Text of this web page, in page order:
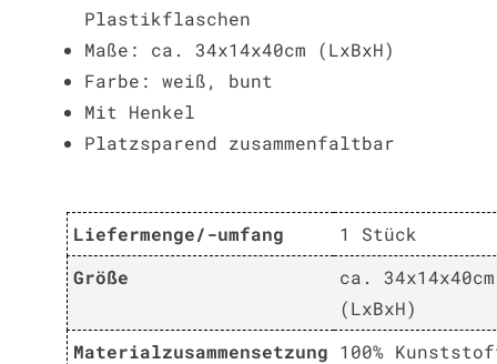
Plastikflaschen
Maße: ca. 34x14x40cm (LxBxH)
Farbe: weiß, bunt
Mit Henkel
Platzsparend zusammenfaltbar
Liefermenge/-umfang
1 Stück
Größe
ca. 34x14x40cm
(LxBxH)
Materialzusammensetzung 100%